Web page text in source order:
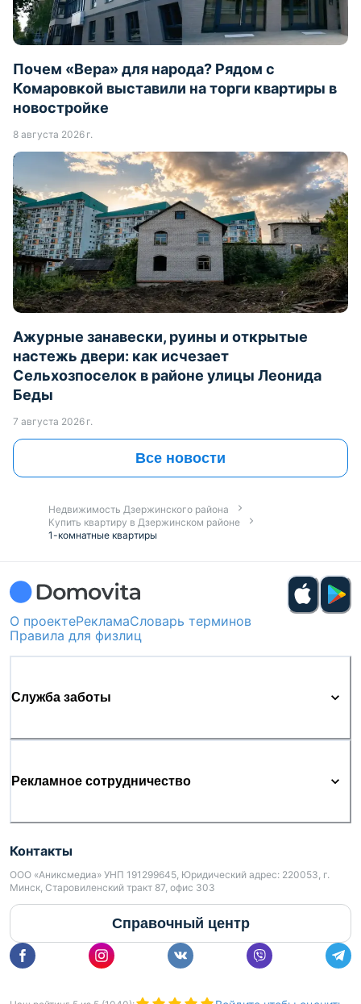
Почем «Вера» для народа? Рядом с
Комаровкой выставили на торги квартиры в
новостройке
8 августа 2026 г.
Ажурные занавески, руины и открытые
настежь двери: как исчезает
Сельхозпоселок в районе улицы Леонида
Беды
7 августа 2026 г.
Все новости
Недвижимость Дзержинского района
Купить квартиру в Дзержинском районе
1-комнатные квартиры
О проектеРекламаСловарь терминов
Правила для физлиц
Служба заботы
Рекламное сотрудничество
Контакты
ООО «Аниксмедиа» УНП 191299645, Юридический адрес: 220053, г.
Минск, Старовиленский тракт 87, офис 303
Справочный центр